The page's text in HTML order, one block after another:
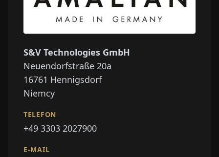
S&V Technologies GmbH
Neuendorfstraße 20a
16761 Hennigsdorf
Niemcy
TELEFON
+49 3303 2027900
E-MAIL